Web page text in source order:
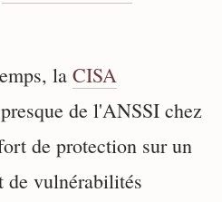
la CISA
de l'ANSSI chez
de protection sur un
de vulnérabilités